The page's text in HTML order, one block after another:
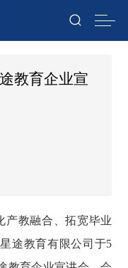
教育企业宣
产教融合、拓宽毕业
途教育有限公司于5